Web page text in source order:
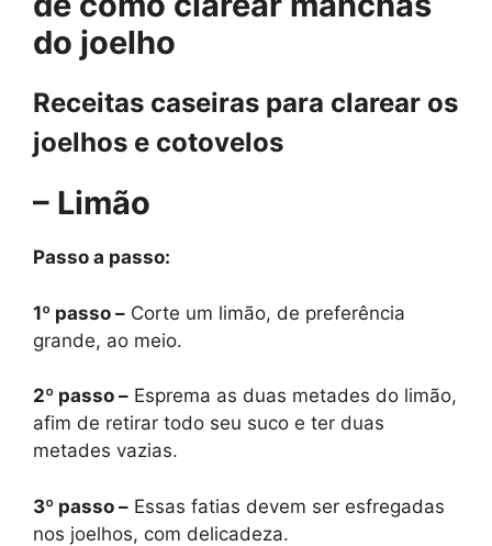
do joelho
Receitas caseiras para clarear os
joelhos e cotovelos
– Limão
Passo a passo:
1º passo – Corte um limão, de preferência
grande, ao meio.
2º passo – Esprema as duas metades do limão,
afim de retirar todo seu suco e ter duas
metades vazias.
3º passo – Essas fatias devem ser esfregadas
nos joelhos, com delicadeza.